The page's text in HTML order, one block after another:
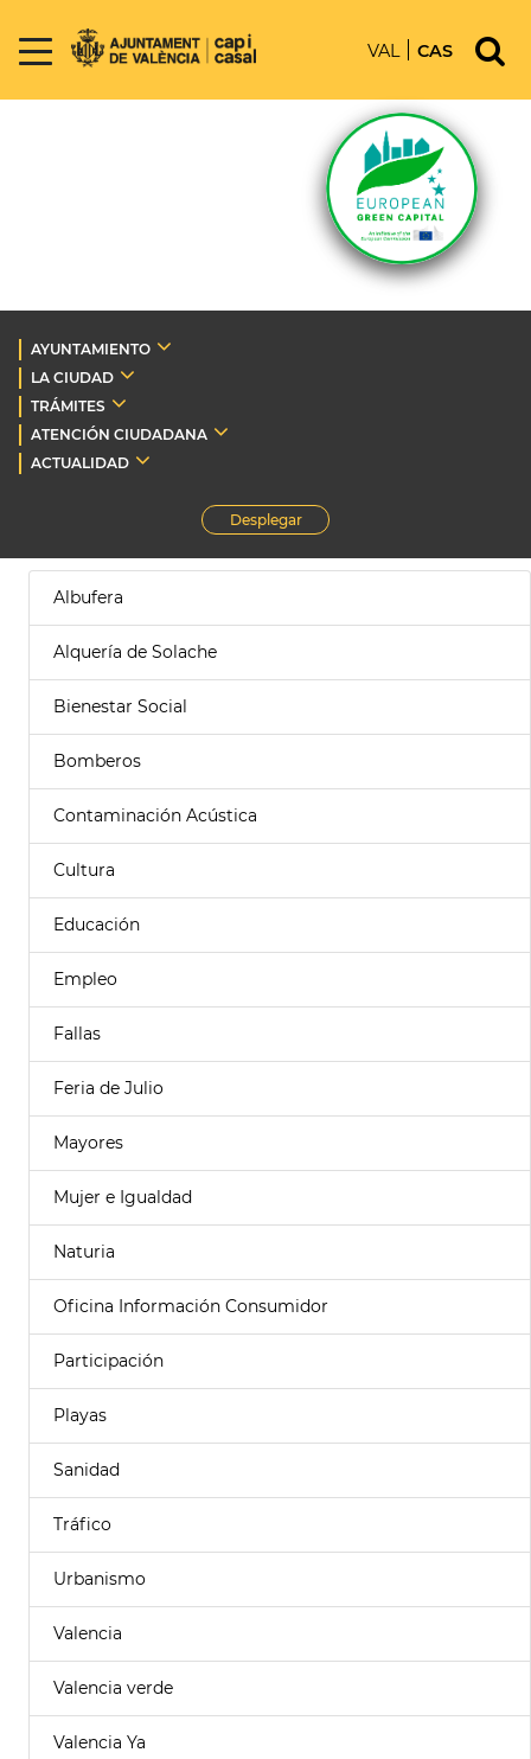
VAL CAS
AYUNTAMIENTO
LA CIUDAD
TRÁMITES
ATENCIÓN CIUDADANA
ACTUALIDAD
Desplegar
Albufera
Alquería de Solache
Bienestar Social
Bomberos
Contaminación Acústica
Cultura
Educación
Empleo
Fallas
Feria de Julio
Mayores
Mujer e Igualdad
Naturia
Oficina Información Consumidor
Participación
Playas
Sanidad
Tráfico
Urbanismo
Valencia
Valencia verde
Valencia Ya